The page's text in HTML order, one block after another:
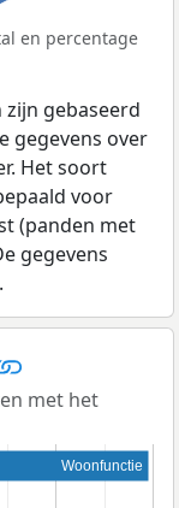
en percentage
gebaseerd
gegevens over
Het soort
voor
(panden met
gegevens
met het
Woonfunctie